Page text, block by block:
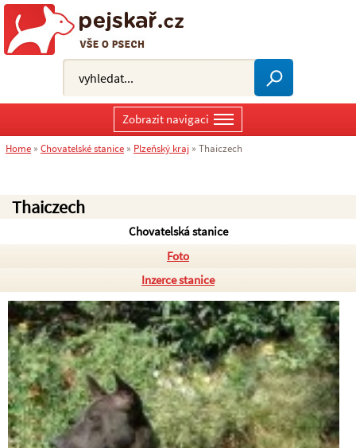
Thaiczech
Chovatelská stanice
Foto
Inzerce stanice
Zobrazit navigaci
Home » Chovatelské stanice » Plzeňský kraj » Thaiczech